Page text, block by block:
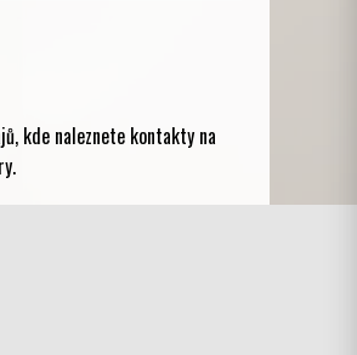
kde naleznete kontakty na